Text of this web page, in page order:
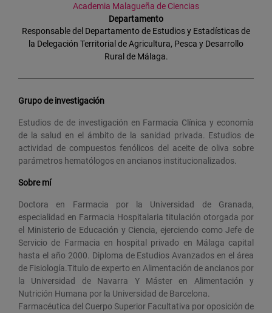
Academia Malagueña de Ciencias
Departamento
Responsable del Departamento de Estudios y Estadísticas de
la Delegación Territorial de Agricultura, Pesca y Desarrollo
Rural de Málaga.
Grupo de investigación
Estudios de de investigación en Farmacia Clínica y economía
de la salud en el ámbito de la sanidad privada. Estudios de
actividad de compuestos fenólicos del aceite de oliva sobre
parámetros hematólogos en ancianos institucionalizados.
Sobre mí
Doctora en Farmacia por la Universidad de Granada,
especialidad en Farmacia Hospitalaria titulación otorgada por
el Ministerio de Educación y Ciencia, ejerciendo como Jefe de
Servicio de Farmacia en hospital privado en Málaga capital
hasta el año 2000. Diploma de Estudios Avanzados en el área
de Fisiología.Titulo de experto en Alimentación de ancianos por
la Universidad de Navarra Y Máster en Alimentación y
Nutrición Humana por la Universidad de Barcelona.
Farmacéutica del Cuerpo Superior Facultativa por oposición de